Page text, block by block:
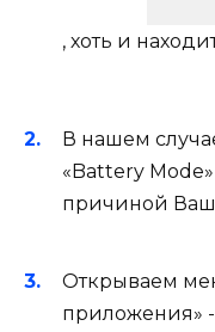
, хоть и
В нашем
«Battery
причиной
Открываем
приложения»